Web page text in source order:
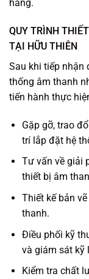
hàng.
QUY TRÌNH
TẠI HỮU THIÊN
Sau khi tiếp nhận
thống âm thanh
tiến hành thực
Gặp gỡ, trao
trí lắp đặt hệ
Tư vấn về giải
thiết bị âm
Thiết kế bản
thanh.
Điều phối kỹ
và giám sát kỹ
Kiểm tra chất